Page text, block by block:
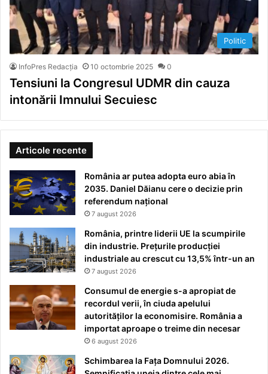
Politic
InfoPres Redacția 10 octombrie 2025 0
Tensiuni la Congresul UDMR din cauza
intonării Imnului Secuiesc
Articole recente
România ar putea adopta euro abia în
2035. Daniel Dăianu cere o decizie prin
referendum național
7 august 2026
România, printre liderii UE la scumpirile
din industrie. Prețurile producției
industriale au crescut cu 13,5% într-un an
7 august 2026
Consumul de energie s-a apropiat de
recordul verii, în ciuda apelului
autorităților la economisire. România a
importat aproape o treime din necesar
6 august 2026
Schimbarea la Fața Domnului 2026.